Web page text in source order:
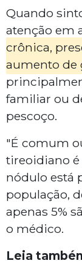
Quando
atenção em
crônica,
aumento de
familiar ou
pescoço.
"É comum
tireoidiano é
nódulo está
população,
apenas 5%
o médico.
Leia